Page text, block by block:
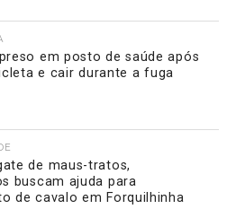
em posto de saúde após
e cair durante a fuga
de maus-tratos,
buscam ajuda para
de cavalo em Forquilhinha